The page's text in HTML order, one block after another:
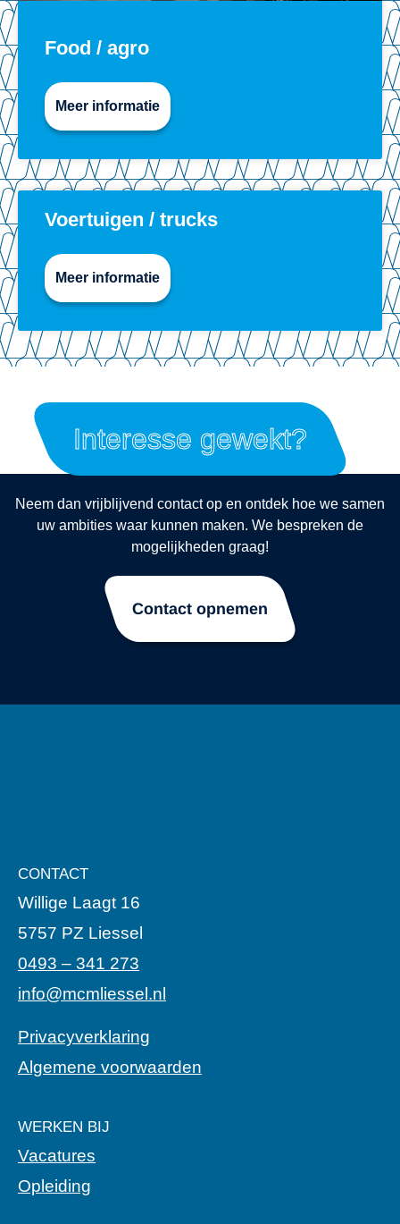
Food / agro
Meer informatie
Voertuigen / trucks
Meer informatie
Interesse gewekt?
Neem dan vrijblijvend contact op en ontdek hoe we samen
uw ambities waar kunnen maken. We bespreken de
mogelijkheden graag!
Contact opnemen
CONTACT
Willige Laagt 16
5757 PZ Liessel
0493 – 341 273
info@mcmliessel.nl
Privacyverklaring
Algemene voorwaarden
WERKEN BIJ
Vacatures
Opleiding